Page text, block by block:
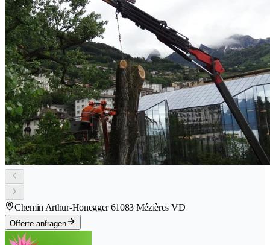
Chemin Arthur-Honegger 61083 Mézières VD
Offerte anfragen